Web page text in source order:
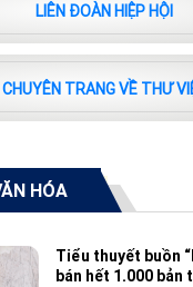
LIÊN ĐOÀN HIỆP HỘI
CHUYÊN TRANG VỀ THƯ
HÓA
Tiểu thuyết buồn
bán hết 1.000 bản